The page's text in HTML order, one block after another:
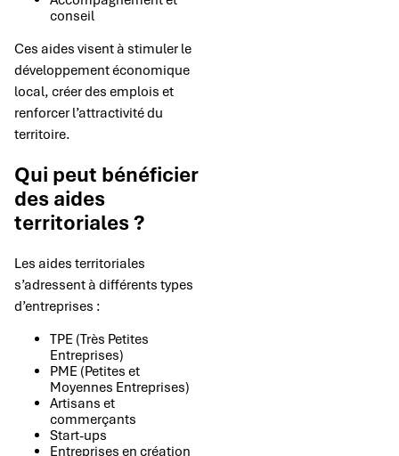
conseil
Ces aides visent à stimuler le
développement économique
local, créer des emplois et
renforcer l’attractivité du
territoire.
Qui peut bénéficier
des aides
territoriales ?
Les aides territoriales
s’adressent à différents types
d’entreprises :
TPE (Très Petites
Entreprises)
PME (Petites et
Moyennes Entreprises)
Artisans et
commerçants
Start-ups
Entreprises en création